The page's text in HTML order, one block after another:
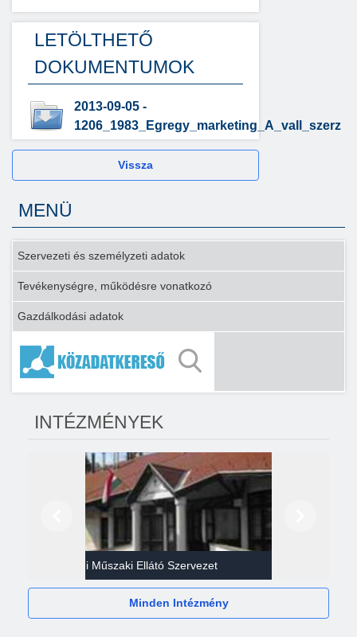
LETÖLTHETŐ
DOKUMENTUMOK
2013-09-05 -
1206_1983_Egregy_marketing_A_vall_szerz
Vissza
MENÜ
Szervezeti és személyzeti adatok
Tevékenységre, működésre vonatkozó
Gazdálkodási adatok
INTÉZMÉNYEK
Gazdasági Műszaki Ellátó Szervezet
Minden Intézmény